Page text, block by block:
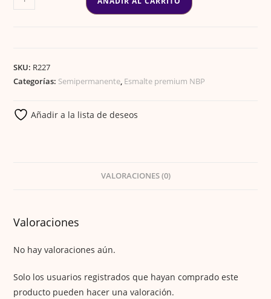
GEL
SKU: R227
Categorías: Semipermanente, Esmalte premium NBP
Añadir a la lista de deseos
VALORACIONES (0)
Valoraciones
No hay valoraciones aún.
Solo los usuarios registrados que hayan comprado este
producto pueden hacer una valoración.